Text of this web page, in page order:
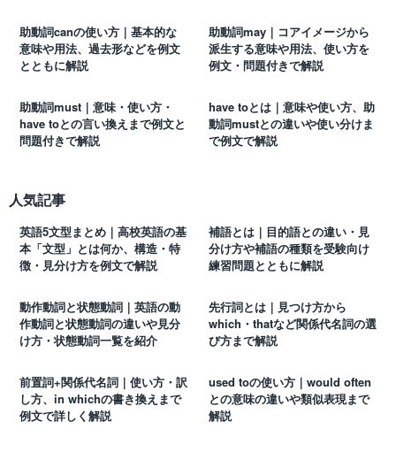
助動詞canの使い方｜基本的な
意味や用法、過去形などを例文
とともに解説
助動詞may｜コアイメージから
派生する意味や用法、使い方を
例文・問題付きで解説
助動詞must｜意味・使い方・
have toとの言い換えまで例文と
問題付きで解説
have toとは｜意味や使い方、助
動詞mustとの違いや使い分けま
で例文で解説
人気記事
英語5文型まとめ｜高校英語の基
本「文型」とは何か、構造・特
徴・見分け方を例文で解説
補語とは｜目的語との違い・見
分け方や補語の種類を受験向け
練習問題とともに解説
動作動詞と状態動詞｜英語の動
作動詞と状態動詞の違いや見分
け方・状態動詞一覧を紹介
先行詞とは｜見つけ方から
which・thatなど関係代名詞の選
び方まで解説
前置詞+関係代名詞｜使い方・訳
し方、in whichの書き換えまで
例文で詳しく解説
used toの使い方｜would often
との意味の違いや類似表現まで
解説